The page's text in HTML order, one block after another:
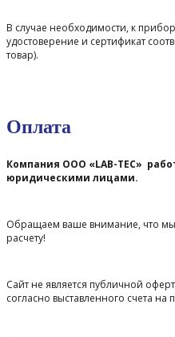
В случае необходимости, к
удостоверение и сертификат
товар).
Оплата
Компания ООО «LAB-TEC»
юридическими лицами.
Обращаем ваше внимание, что
расчету!
Сайт не является публичной
согласно выставленного счета на